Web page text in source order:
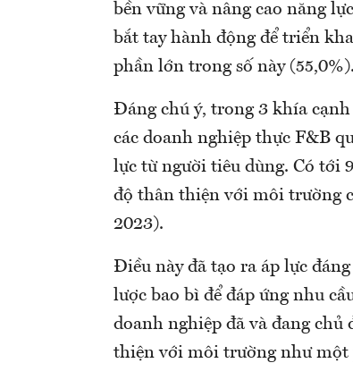
bền vững và nâng cao năng
bắt tay hành động để triển
phần lớn trong số này (55,0%).
Đáng chú ý, trong 3 khía
các doanh nghiệp thực F&B
lực từ người tiêu dùng. Có tới
độ thân thiện với môi trường
2023).
Điều này đã tạo ra áp lực
lược bao bì để đáp ứng nhu
doanh nghiệp đã và đang chủ
thiện với môi trường như một